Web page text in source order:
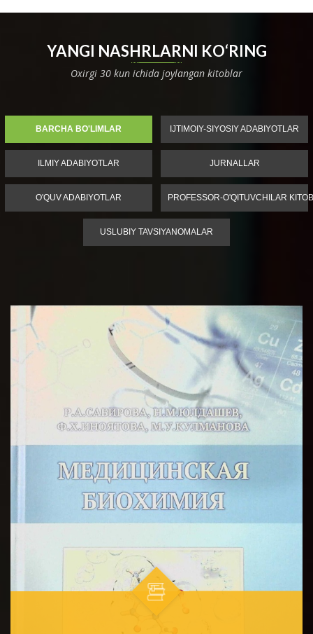
YANGI NASHRLARNI KO‘RING
Oxirgi 30 kun ichida joylangan kitoblar
BARCHA BO'LIMLAR IJTIMOIY-SIYOSIY ADABIYOTLAR
ILMIY ADABIYOTLAR JURNALLAR
O'QUV ADABIYOTLAR PROFESSOR-O'QITUVCHILAR
USLUBIY TAVSIYANOMALAR